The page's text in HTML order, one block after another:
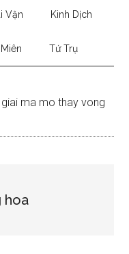
Vận Kinh Dịch
Tứ Trụ
ma mo thay vong
hoa